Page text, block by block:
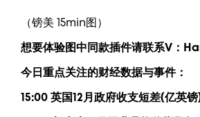
（镑美 15min图）
想要体验图中 同款插件请联系V：
今日重点关注的财经数据与事件：
15:00 英国12月政府收支短差(亿英镑